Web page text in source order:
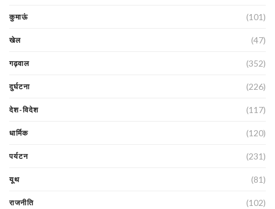
कुमाऊं (101)
खेल (47)
गढ़वाल (352)
दुर्घटना (226)
देश-विदेश (117)
धार्मिक (120)
पर्यटन (231)
यूथ (81)
राजनीति (102)